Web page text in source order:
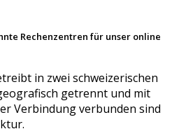
Rechenzentren für unser online
in zwei schweizerischen
getrennt und mit
Verbindung verbunden sind